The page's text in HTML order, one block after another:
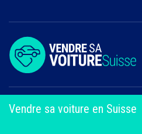
Vendre sa voiture en Suisse